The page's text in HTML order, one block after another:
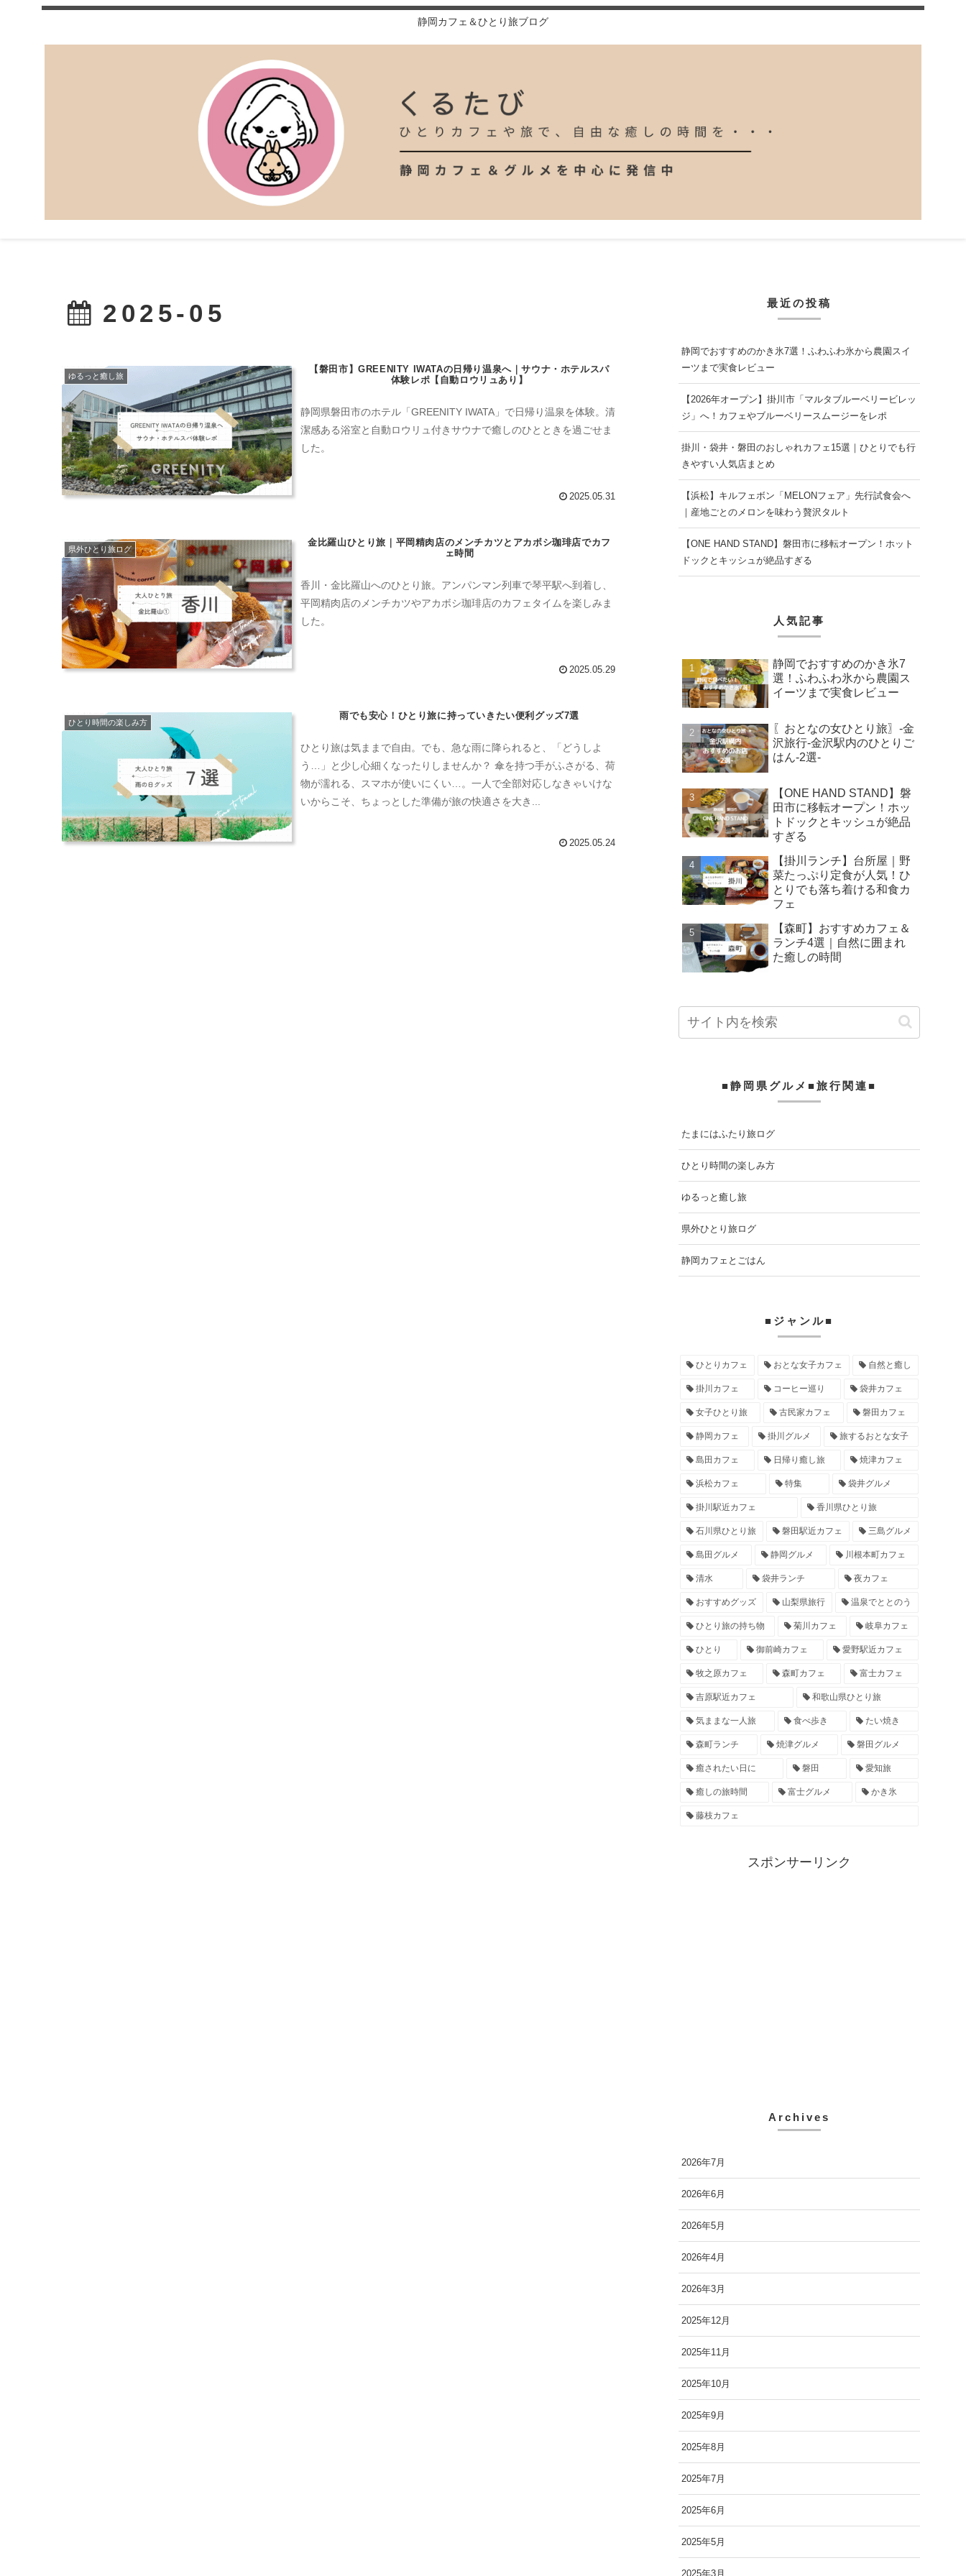
静岡カフェ＆ひとり旅ブログ
2025-05
ゆるっと癒し旅
【磐田市】GREENITY IWATAの日帰り温泉へ｜サウナ・ホテルスパ
体験レポ【自動ロウリュあり】
静岡県磐田市のホテル「GREENITY IWATA」で日帰り温泉を体験。清
潔感ある浴室と自動ロウリュ付きサウナで癒しのひとときを過ごせま
した。
2025.05.31
県外ひとり旅ログ
金比羅山ひとり旅｜平岡精肉店のメンチカツとアカボシ珈琲店でカフ
ェ時間
香川・金比羅山へのひとり旅。アンパンマン列車で琴平駅へ到着し、
平岡精肉店のメンチカツやアカボシ珈琲店のカフェタイムを楽しみま
した。
2025.05.29
ひとり時間の楽しみ方
雨でも安心！ひとり旅に持っていきたい便利グッズ7選
ひとり旅は気ままで自由。でも、急な雨に降られると、「どうしよ
う…」と少し心細くなったりしませんか？ 傘を持つ手がふさがる、荷
物が濡れる、スマホが使いにくい…。一人で全部対応しなきゃいけな
いからこそ、ちょっとした準備が旅の快適さを大き...
2025.05.24
最近の投稿
静岡でおすすめのかき氷7選！ふわふわ氷から農園スイ
ーツまで実食レビュー
【2026年オープン】掛川市「マルタブルーベリービレッ
ジ」へ！カフェやブルーベリースムージーをレポ
掛川・袋井・磐田のおしゃれカフェ15選｜ひとりでも行
きやすい人気店まとめ
【浜松】キルフェボン「MELONフェア」先行試食会へ
｜産地ごとのメロンを味わう贅沢タルト
【ONE HAND STAND】磐田市に移転オープン！ホット
ドックとキッシュが絶品すぎる
人気記事
静岡でおすすめのかき氷7
選！ふわふわ氷から農園ス
イーツまで実食レビュー
〖おとなの女ひとり旅〗-金
沢旅行-金沢駅内のひとりご
はん-2選-
【ONE HAND STAND】磐
田市に移転オープン！ホッ
トドックとキッシュが絶品
すぎる
【掛川ランチ】台所屋｜野
菜たっぷり定食が人気！ひ
とりでも落ち着ける和食カ
フェ
【森町】おすすめカフェ＆
ランチ4選｜自然に囲まれ
た癒しの時間
■静岡県グルメ■旅行関連■
たまにはふたり旅ログ
ひとり時間の楽しみ方
ゆるっと癒し旅
県外ひとり旅ログ
静岡カフェとごはん
■ジャンル■
ひとりカフェ おとな女子カフェ 自然と癒し
掛川カフェ コーヒー巡り 袋井カフェ
女子ひとり旅 古民家カフェ 磐田カフェ
静岡カフェ 掛川グルメ 旅するおとな女子
島田カフェ 日帰り癒し旅 焼津カフェ
浜松カフェ 特集 袋井グルメ
掛川駅近カフェ 香川県ひとり旅
石川県ひとり旅 磐田駅近カフェ 三島グルメ
島田グルメ 静岡グルメ 川根本町カフェ
清水 袋井ランチ 夜カフェ
おすすめグッズ 山梨県旅行 温泉でととのう
ひとり旅の持ち物 菊川カフェ 岐阜カフェ
ひとり 御前崎カフェ 愛野駅近カフェ
牧之原カフェ 森町カフェ 富士カフェ
吉原駅近カフェ 和歌山県ひとり旅
気ままな一人旅 食べ歩き たい焼き
森町ランチ 焼津グルメ 磐田グルメ
癒されたい日に 磐田 愛知旅
癒しの旅時間 富士グルメ かき氷
藤枝カフェ
スポンサーリンク
Archives
2026年7月
2026年6月
2026年5月
2026年4月
2026年3月
2025年12月
2025年11月
2025年10月
2025年9月
2025年8月
2025年7月
2025年6月
2025年5月
2025年3月